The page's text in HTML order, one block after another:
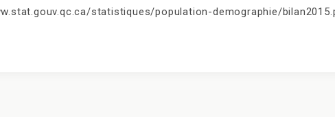
statistiques/population-demographie/